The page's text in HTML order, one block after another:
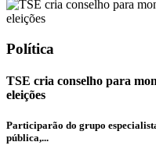
Política
TSE cria conselho para
eleições
Participarão do grupo
pública,...